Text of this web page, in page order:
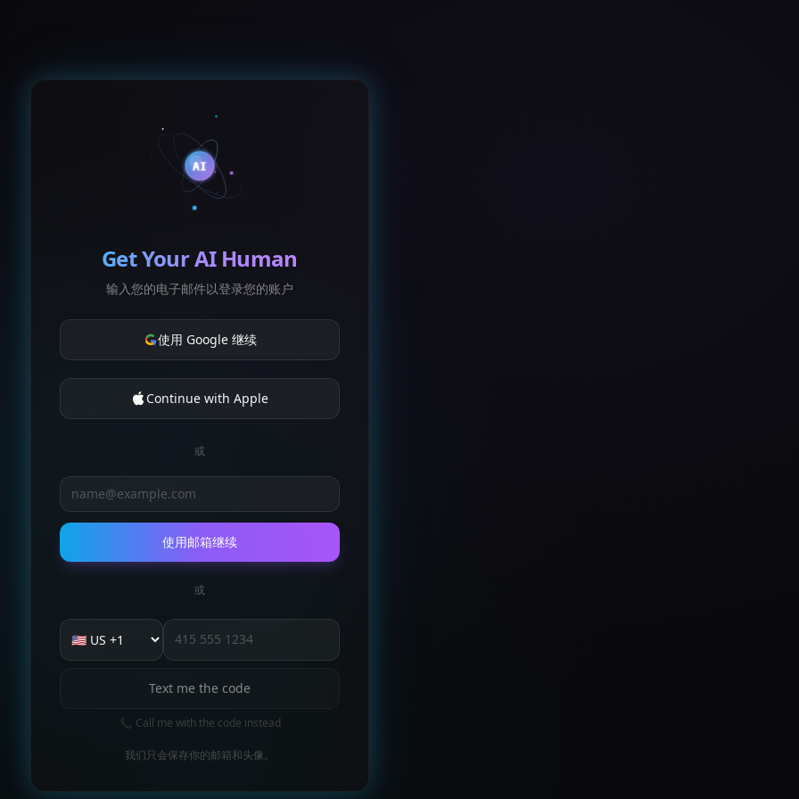
AI
Get Your AI Human
输入您的电子邮件以登录您的账户
使用 Google 继续
Continue with Apple
或
Email
使用邮箱继续
或
Text me the code
📞 Call me with the code instead
我们只会保存你的邮箱和头像。